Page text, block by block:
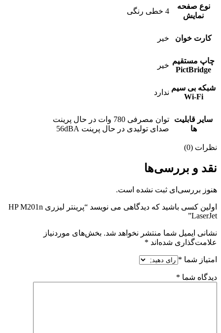
نوع صفحه
نمایش
4 خطی رنگی
کارت خوان خیر
چاپ مستقیم
PictBridge
خیر
شبکه بی سیم
Wi-Fi
ندارد
سایر قابلیت
ها
توان مصرفی 780 وات در حال پرینت
صدای تولیدی در حال پرینت 56dBA
نظرات (0)
نقد و بررسی‌ها
هنوز بررسی‌ای ثبت نشده است.
اولین کسی باشید که دیدگاهی می نویسد “پرینتر لیزری HP M201n
LaserJet”
نشانی ایمیل شما منتشر نخواهد شد. بخش‌های موردنیاز
علامت‌گذاری شده‌اند *
امتیاز شما *
دیدگاه شما *